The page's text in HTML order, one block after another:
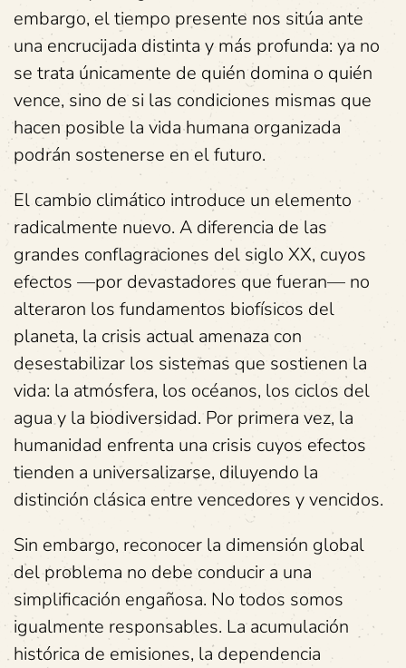
embargo, el tiempo presente nos sitúa ante
una encrucijada distinta y más profunda: ya no
se trata únicamente de quién domina o quién
vence, sino de si las condiciones mismas que
hacen posible la vida humana organizada
podrán sostenerse en el futuro.
El cambio climático introduce un elemento
radicalmente nuevo. A diferencia de las
grandes conflagraciones del siglo XX, cuyos
efectos —por devastadores que fueran— no
alteraron los fundamentos biofísicos del
planeta, la crisis actual amenaza con
desestabilizar los sistemas que sostienen la
vida: la atmósfera, los océanos, los ciclos del
agua y la biodiversidad. Por primera vez, la
humanidad enfrenta una crisis cuyos efectos
tienden a universalizarse, diluyendo la
distinción clásica entre vencedores y vencidos.
Sin embargo, reconocer la dimensión global
del problema no debe conducir a una
simplificación engañosa. No todos somos
igualmente responsables. La acumulación
histórica de emisiones, la dependencia